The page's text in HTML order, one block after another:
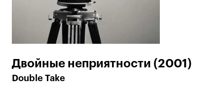
Двойные неприятности (2001)
Double Take